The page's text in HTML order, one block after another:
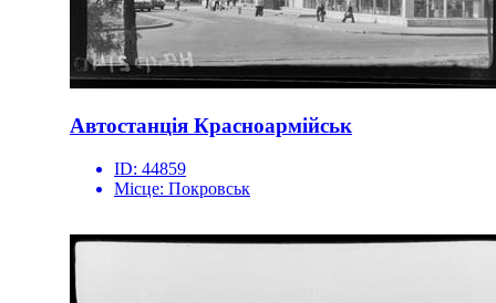
Автостанція Красноармійськ
ID: 44859
Місце: Покровськ